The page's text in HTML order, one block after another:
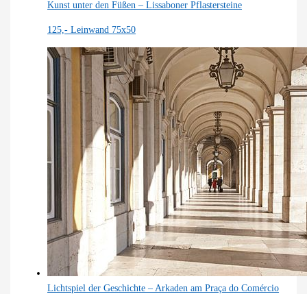
Kunst unter den Füßen – Lissaboner Pflastersteine
125,- Leinwand 75x50
Lichtspiel der Geschichte – Arkaden am Praça do Comércio